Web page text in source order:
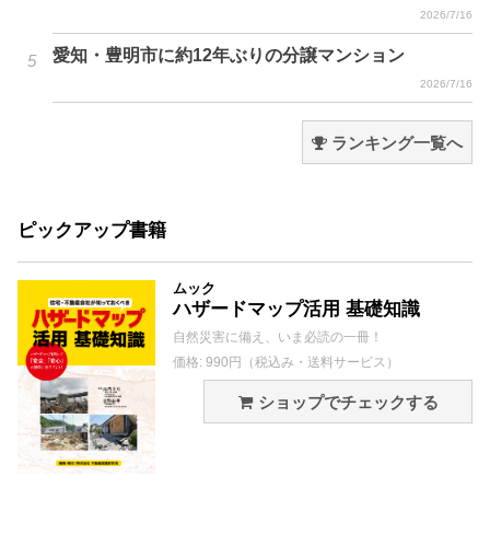
2026/7/16
愛知・豊明市に約12年ぶりの分譲マンション
2026/7/16
ランキング一覧へ
ピックアップ書籍
ムック
ハザードマップ活用 基礎知識
自然災害に備え、いま必読の一冊！
価格: 990円（税込み・送料サービス）
ショップでチェックする